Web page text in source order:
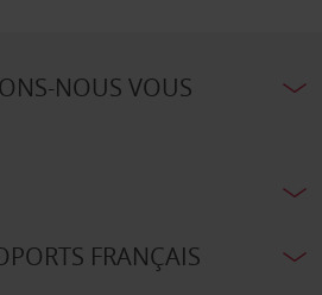
NOUS VOUS
FRANÇAIS